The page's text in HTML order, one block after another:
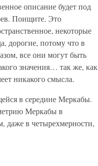
описание будет под
Поищите. Это
некоторые
дорогие, потому что в
все они могут быть
значения… так же, как
никакого смысла.
в середине Меркабы.
Меркабы в
даже в четырехмерности,